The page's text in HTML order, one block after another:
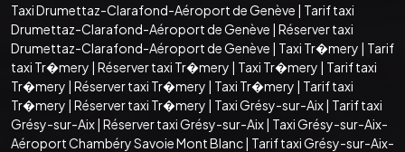
Taxi Drumettaz-Clarafond-Aéroport de Genève | Tarif taxi
Drumettaz-Clarafond-Aéroport de Genève | Réserver taxi
Drumettaz-Clarafond-Aéroport de Genève | Taxi Tr�mery | Tarif
taxi Tr�mery | Réserver taxi Tr�mery | Taxi Tr�mery | Tarif taxi
Tr�mery | Réserver taxi Tr�mery | Taxi Tr�mery | Tarif taxi
Tr�mery | Réserver taxi Tr�mery | Taxi Grésy-sur-Aix| Tarif taxi
Grésy-sur-Aix| Réserver taxi Grésy-sur-Aix| Taxi Grésy-sur-Aix-
Aéroport Chambéry Savoie Mont Blanc| Tarif taxi Grésy-sur-Aix-